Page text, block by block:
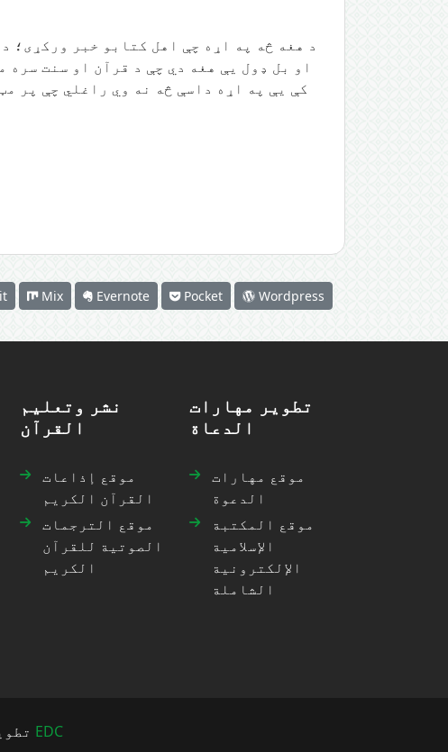
د هغه څه په اړه چې اهل كتابو خبر ورکړی؛
او بل ډول یې هغه دي چې د قرآن او سنت
کې یې په اړه داسې څه نه وي راغلي چې پر
Mix Evernote Pocket Wordpress
نشر وتعليم
القرآن
موقع إذاعات
القرآن الكريم
موقع الترجمات
الصوتية للقرآن
الكريم
تطوير مهارات
الدعاة
موقع مهارات
الدعوة
موقع المكتبة
الإسلامية
الإلكترونية
الشاملة
EDC